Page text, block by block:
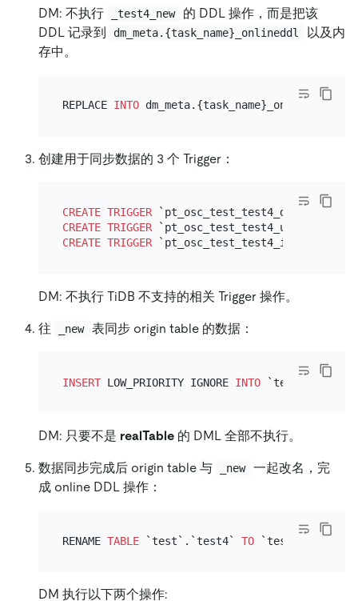
DM: 不执行 _test4_new
的 DDL 操作，而是把该
DDL 记录到
dm_meta.{task_name}_onlineddl
以及内
存中。
REPLACE INTO dm_meta.{task_name}_onlineddl
创建用于同步数据的 3 个 Trigger：
CREATE TRIGGER `pt_osc_test_test4_del` AFTER
CREATE TRIGGER `pt_osc_test_test4_upd` AFTER
CREATE TRIGGER `pt_osc_test_test4_ins` AFTER
DM: 不执行 TiDB 不支持的相关 Trigger 操作。
往 _new 表同步 origin table 的数据：
INSERT LOW_PRIORITY IGNORE INTO
DM: 只要不是 realTable 的 DML 全部不执行。
数据同步完成后 origin table 与 _new 一起改名，完
成 online DDL 操作：
RENAME TABLE `test`.`test4` TO
DM 执行以下两个操作: